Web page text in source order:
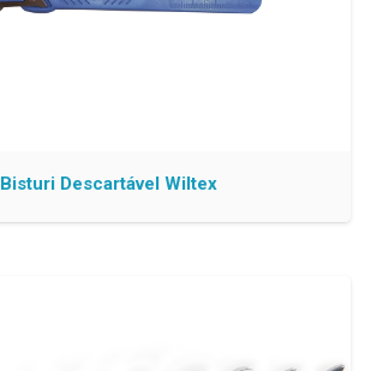
Bisturi Descartável Wiltex